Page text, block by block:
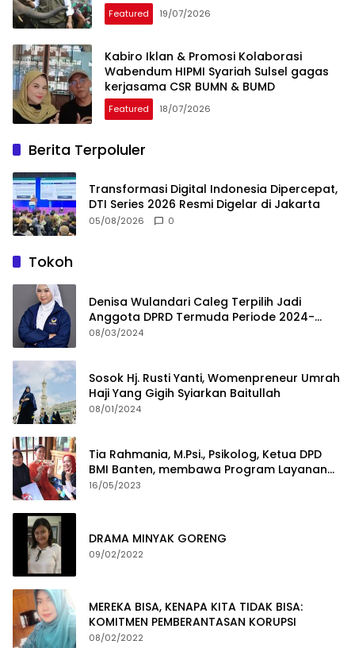
Featured 19/07/2026
Kabiro Iklan & Promosi Kolaborasi
Wabendum HIPMI Syariah Sulsel gagas
kerjasama CSR BUMN & BUMD
Featured 18/07/2026
Berita Terpoluler
Transformasi Digital Indonesia Dipercepat,
DTI Series 2026 Resmi Digelar di Jakarta
05/08/2026 0
Tokoh
Denisa Wulandari Caleg Terpilih Jadi
Anggota DPRD Termuda Periode 2024-
2029
08/03/2024
Sosok Hj. Rusti Yanti, Womenpreneur Umrah
Haji Yang Gigih Syiarkan Baitullah
08/01/2024
Tia Rahmania, M.Psi., Psikolog, Ketua DPD
BMI Banten, membawa Program Layanan
Pembuatan Dokumen Kependudukan
16/05/2023
DRAMA MINYAK GORENG
09/02/2022
MEREKA BISA, KENAPA KITA TIDAK BISA:
KOMITMEN PEMBERANTASAN KORUPSI
08/02/2022